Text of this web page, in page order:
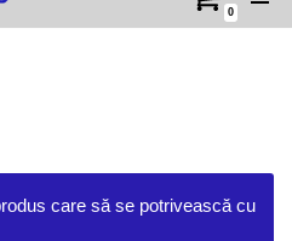
0
care să se potrivească cu